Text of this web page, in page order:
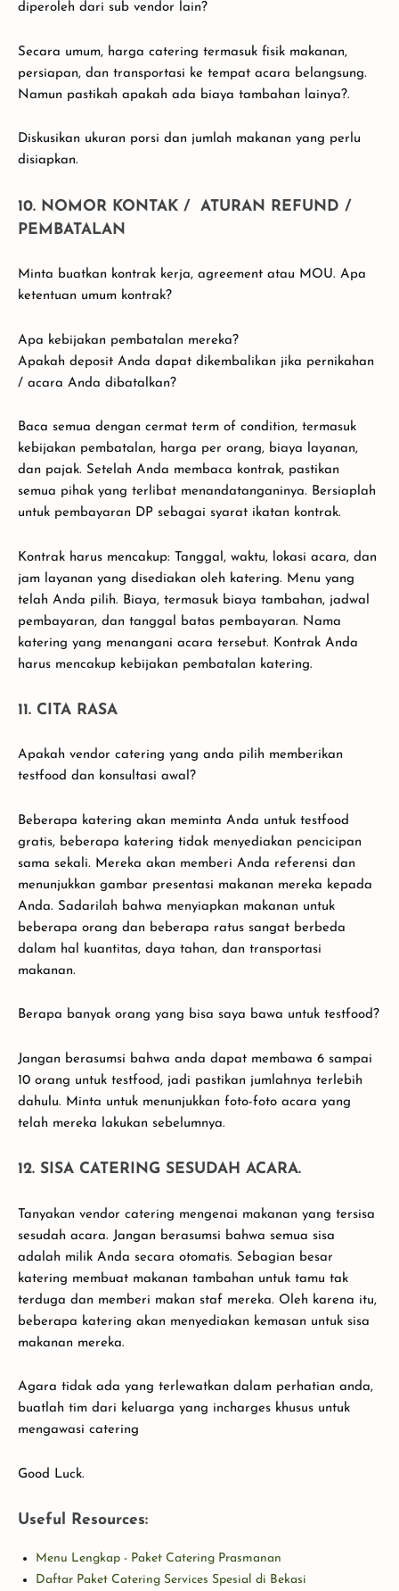
diperoleh dari sub vendor lain?
Secara umum, harga catering termasuk fisik makanan,
persiapan, dan transportasi ke tempat acara belangsung.
Namun pastikah apakah ada biaya tambahan lainya?.
Diskusikan ukuran porsi dan jumlah makanan yang perlu
disiapkan.
10. NOMOR KONTAK / ATURAN REFUND /
PEMBATALAN
Minta buatkan kontrak kerja, agreement atau MOU. Apa
ketentuan umum kontrak?
Apa kebijakan pembatalan mereka?
Apakah deposit Anda dapat dikembalikan jika pernikahan
/ acara Anda dibatalkan?
Baca semua dengan cermat term of condition, termasuk
kebijakan pembatalan, harga per orang, biaya layanan,
dan pajak. Setelah Anda membaca kontrak, pastikan
semua pihak yang terlibat menandatanganinya. Bersiaplah
untuk pembayaran DP sebagai syarat ikatan kontrak.
Kontrak harus mencakup: Tanggal, waktu, lokasi acara, dan
jam layanan yang disediakan oleh katering. Menu yang
telah Anda pilih. Biaya, termasuk biaya tambahan, jadwal
pembayaran, dan tanggal batas pembayaran. Nama
katering yang menangani acara tersebut. Kontrak Anda
harus mencakup kebijakan pembatalan katering.
11. CITA RASA
Apakah vendor catering yang anda pilih memberikan
testfood dan konsultasi awal?
Beberapa katering akan meminta Anda untuk testfood
gratis, beberapa katering tidak menyediakan pencicipan
sama sekali. Mereka akan memberi Anda referensi dan
menunjukkan gambar presentasi makanan mereka kepada
Anda. Sadarilah bahwa menyiapkan makanan untuk
beberapa orang dan beberapa ratus sangat berbeda
dalam hal kuantitas, daya tahan, dan transportasi
makanan.
Berapa banyak orang yang bisa saya bawa untuk testfood?
Jangan berasumsi bahwa anda dapat membawa 6 sampai
10 orang untuk testfood, jadi pastikan jumlahnya terlebih
dahulu. Minta untuk menunjukkan foto-foto acara yang
telah mereka lakukan sebelumnya.
12. SISA CATERING SESUDAH ACARA.
Tanyakan vendor catering mengenai makanan yang tersisa
sesudah acara. Jangan berasumsi bahwa semua sisa
adalah milik Anda secara otomatis. Sebagian besar
katering membuat makanan tambahan untuk tamu tak
terduga dan memberi makan staf mereka. Oleh karena itu,
beberapa katering akan menyediakan kemasan untuk sisa
makanan mereka.
Agara tidak ada yang terlewatkan dalam perhatian anda,
buatlah tim dari keluarga yang incharges khusus untuk
mengawasi catering
Good Luck.
Useful Resources:
Menu Lengkap - Paket Catering Prasmanan
Daftar Paket Catering Services Spesial di Bekasi